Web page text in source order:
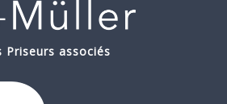
Priseurs associés